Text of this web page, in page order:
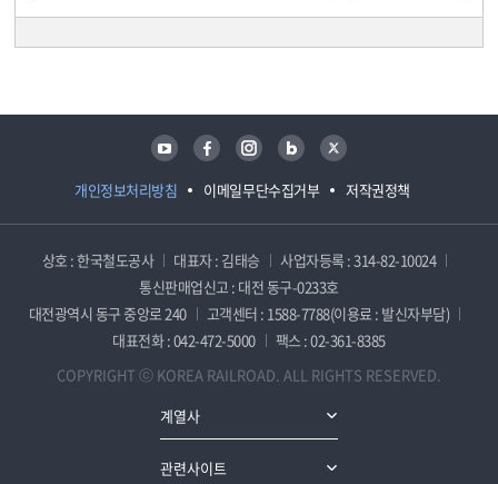
개인정보처리방침 이메일무단수집거부 저작권정책
유튜브 페이스북 인스타그램 블로그 트위터
상호 : 한국철도공사 대표자 : 김태승
사업자등록 : 314-82-10024
통신판매업신고 : 대전 동구-0233호
대전광역시 동구 중앙로 240
고객센터 : 1588-7788(이용료 : 발신자부담)
대표전화 : 042-472-5000
팩스 : 02-361-8385
COPYRIGHT ⓒ KOREA RAILROAD. ALL RIGHTS RESERVED.
계열사
관련사이트